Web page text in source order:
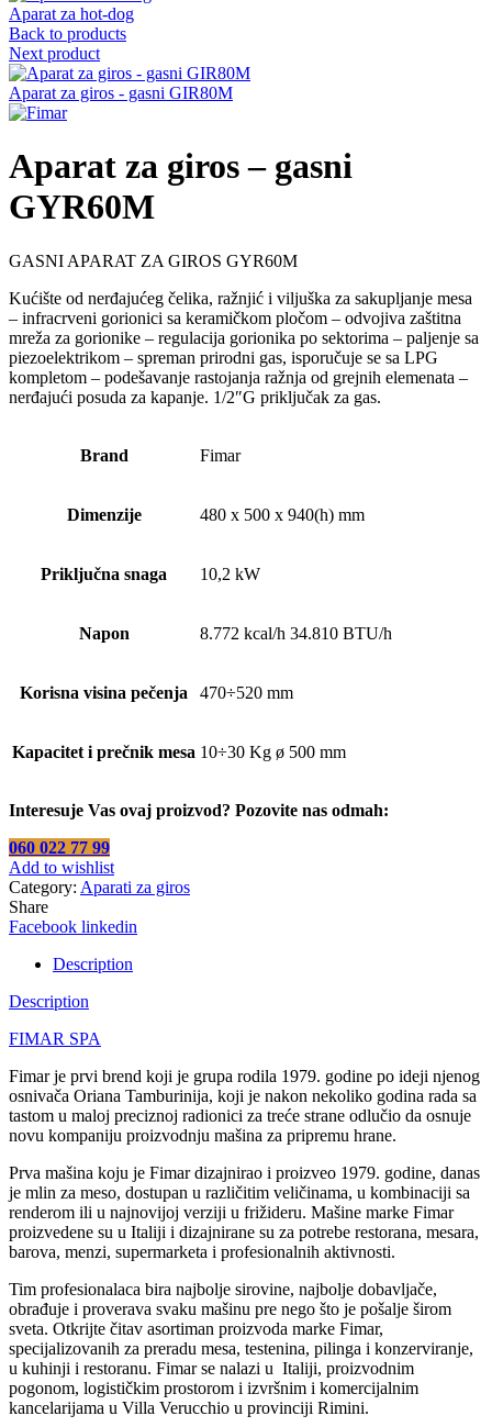
Aparat za hot-dog
Back to products
Next product
Aparat za giros - gasni GIR80M
Aparat za giros – gasni
GYR60M
GASNI APARAT ZA GIROS GYR60M
Kućište od nerđajućeg čelika, ražnjić i viljuška za sakupljanje mesa
– infracrveni gorionici sa keramičkom pločom – odvojiva zaštitna
mreža za gorionike – regulacija gorionika po sektorima – paljenje sa
piezoelektrikom – spreman prirodni gas, isporučuje se sa LPG
kompletom – podešavanje rastojanja ražnja od grejnih elemenata –
nerđajući posuda za kapanje. 1/2″G priključak za gas.
Brand Fimar
Dimenzije 480 x 500 x 940(h) mm
Priključna snaga 10,2 kW
Napon 8.772 kcal/h 34.810 BTU/h
Korisna visina pečenja 470÷520 mm
Kapacitet i prečnik mesa 10÷30 Kg ø 500 mm
Interesuje Vas ovaj proizvod? Pozovite nas odmah:
060 022 77 99
Add to wishlist
Category: Aparati za giros
Share
Facebook linkedin
Description
Description
FIMAR SPA
Fimar je prvi brend koji je grupa rodila 1979. godine po ideji njenog
osnivača Oriana Tamburinija, koji je nakon nekoliko godina rada sa
tastom u maloj preciznoj radionici za treće strane odlučio da osnuje
novu kompaniju proizvodnju mašina za pripremu hrane.
Prva mašina koju je Fimar dizajnirao i proizveo 1979. godine, danas
je mlin za meso, dostupan u različitim veličinama, u kombinaciji sa
renderom ili u najnovijoj verziji u frižideru. Mašine marke Fimar
proizvedene su u Italiji i dizajnirane su za potrebe restorana, mesara,
barova, menzi, supermarketa i profesionalnih aktivnosti.
Tim profesionalaca bira najbolje sirovine, najbolje dobavljače,
obrađuje i proverava svaku mašinu pre nego što je pošalje širom
sveta. Otkrijte čitav asortiman proizvoda marke Fimar,
specijalizovanih za preradu mesa, testenina, pilinga i konzerviranje,
u kuhinji i restoranu. Fimar se nalazi u Italiji, proizvodnim
pogonom, logističkim prostorom i izvršnim i komercijalnim
kancelarijama u Villa Verucchio u provinciji Rimini.